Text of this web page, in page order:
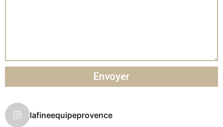
Envoyer
lafineequipeprovence